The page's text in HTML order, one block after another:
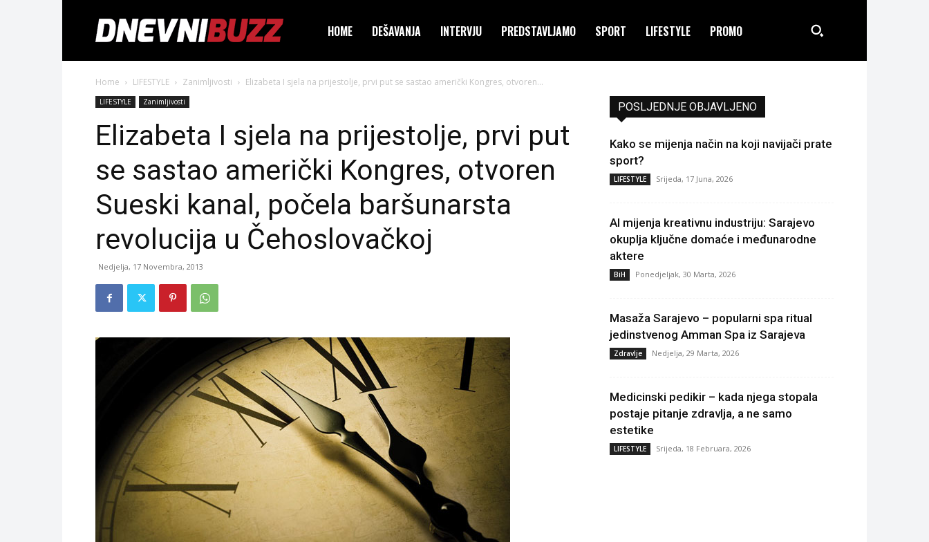
HOME DEŠAVANJA INTERVJU PREDSTAVLJAMO SPORT LIFESTYLE PROMO
Home LIFESTYLE Zanimljivosti Elizabeta I sjela na prijestolje, prvi put se sastao američki Kongres, otvoren...
LIFESTYLE Zanimljivosti
Elizabeta I sjela na prijestolje, prvi put
se sastao američki Kongres, otvoren
Sueski kanal, počela baršunarsta
revolucija u Čehoslovačkoj
Nedjelja, 17 Novembra, 2013
POSLJEDNJE OBJAVLJENO
Kako se mijenja način na koji navijači prate
sport?
LIFESTYLE Srijeda, 17 Juna, 2026
AI mijenja kreativnu industriju: Sarajevo
okuplja ključne domaće i međunarodne
aktere
BiH Ponedjeljak, 30 Marta, 2026
Masaža Sarajevo – popularni spa ritual
jedinstvenog Amman Spa iz Sarajeva
Zdravlje Nedjelja, 29 Marta, 2026
Medicinski pedikir – kada njega stopala
postaje pitanje zdravlja, a ne samo
estetike
LIFESTYLE Srijeda, 18 Februara, 2026